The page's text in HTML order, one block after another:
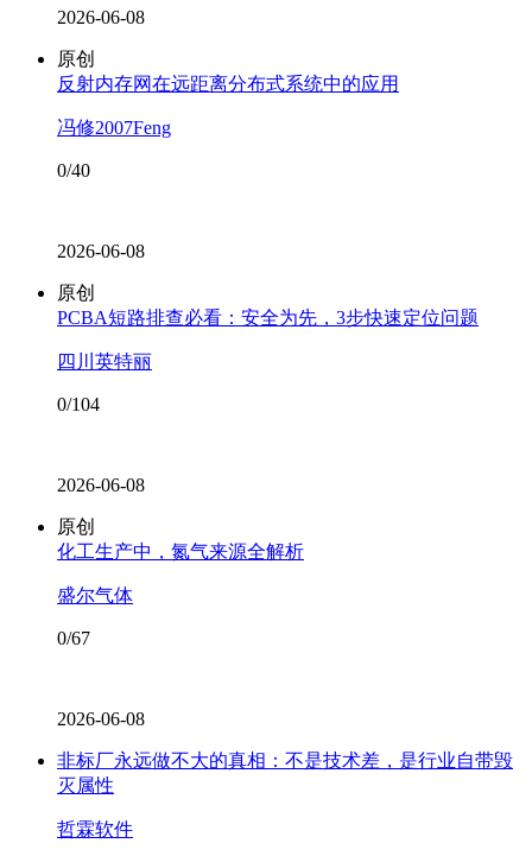
2026-06-08
原创
反射内存网在远距离分布式系统中的应用
冯修2007Feng
0/40
2026-06-08
原创
PCBA短路排查必看：安全为先，3步快速定位问题
四川英特丽
0/104
2026-06-08
原创
化工生产中，氮气来源全解析
盛尔气体
0/67
2026-06-08
非标厂永远做不大的真相：不是技术差，是行业自带毁
灭属性
哲霖软件